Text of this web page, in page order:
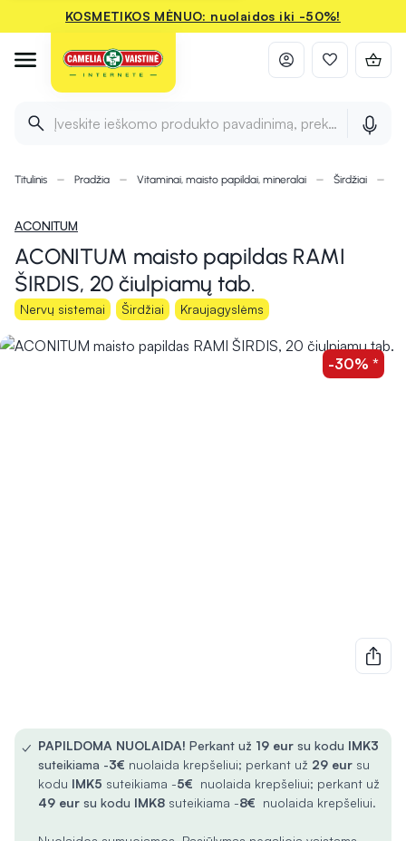
KOSMETIKOS MĖNUO: nuolaidos iki -50%!
Įveskite ieškomo produkto pavadinimą, prekės ženklą ir
Titulinis Pradžia Vitaminai, maisto papildai, mineralai Širdžiai
ACONITUM
ACONITUM maisto papildas RAMI
ŠIRDIS, 20 čiulpiamų tab.
Nervų sistemai Širdžiai Kraujagyslėms
-30% *
✓ PAPILDOMA NUOLAIDA! Perkant už 19 eur su kodu IMK3
suteikiama -3€ nuolaida krepšeliui; perkant už 29 eur su
kodu IMK5 suteikiama -5€ nuolaida krepšeliui; perkant už
49 eur su kodu IMK8 suteikiama -8€ nuolaida krepšeliui.